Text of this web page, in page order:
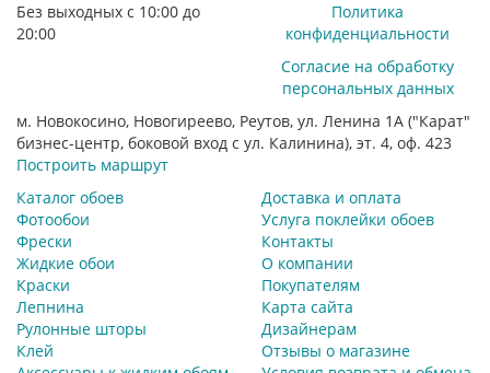
Без выходных с 10:00 до
20:00
Политика
конфиденциальности
Согласие на обработку
персональных данных
м. Новокосино, Новогиреево, Реутов, ул. Ленина 1А ("Карат"
бизнес-центр, боковой вход с ул. Калинина), эт. 4, оф. 423
Построить маршрут
Каталог обоев
Фотообои
Фрески
Жидкие обои
Краски
Лепнина
Рулонные шторы
Клей
Доставка и оплата
Услуга поклейки обоев
Контакты
О компании
Покупателям
Карта сайта
Дизайнерам
Отзывы о магазине